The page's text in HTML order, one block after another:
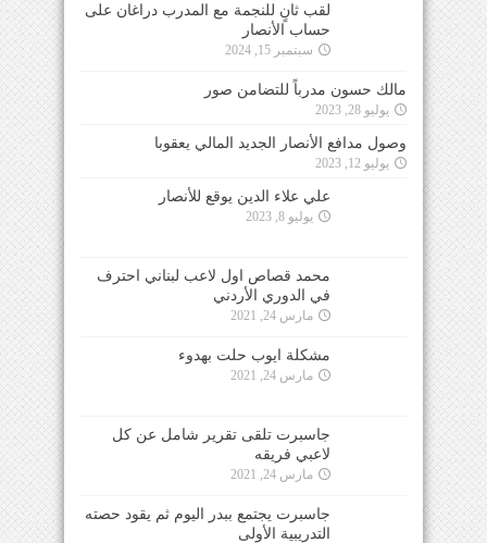
لقب ثانٍ للنجمة مع المدرب دراغان على
حساب الأنصار
سبتمبر 15, 2024
مالك حسون مدرباً للتضامن صور
يوليو 28, 2023
وصول مدافع الأنصار الجديد المالي يعقوبا
يوليو 12, 2023
علي علاء الدين يوقع للأنصار
يوليو 8, 2023
محمد قصاص اول لاعب لبناني احترف
في الدوري الأردني
مارس 24, 2021
مشكلة ايوب حلت بهدوء
مارس 24, 2021
جاسبرت تلقى تقرير شامل عن كل
لاعبي فريقه
مارس 24, 2021
جاسبرت يجتمع ببدر اليوم ثم يقود حصته
التدريبية الأولى